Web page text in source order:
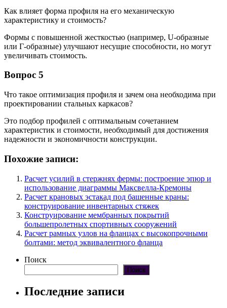
Как влияет форма профиля на его механическую
характеристику и стоимость?
Формы с повышенной жесткостью (например, U-образные
или Г-образные) улучшают несущие способности, но могут
увеличивать стоимость.
Вопрос 5
Что такое оптимизация профиля и зачем она необходима при
проектировании стальных каркасов?
Это подбор профилей с оптимальным сочетанием
характеристик и стоимости, необходимый для достижения
надежности и экономичности конструкции.
Похожие записи:
Расчет усилий в стержнях фермы: построение эпюр и
использование диаграммы Максвелла-Кремоны
Расчет крановых эстакад под башенные краны:
конструирование инвентарных стяжек
Конструирование мембранных покрытий
большепролетных спортивных сооружений
Расчет рамных узлов на фланцах с высокопрочными
болтами: метод эквивалентного фланца
Поиск
Поиск
Последние записи